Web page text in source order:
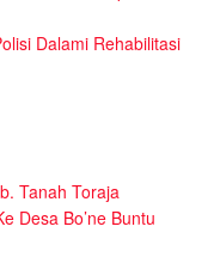
Dalami Rehabilitasi
Tanah Toraja
Desa Bo’ne Buntu